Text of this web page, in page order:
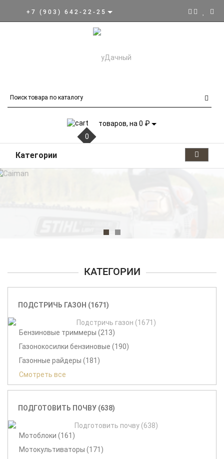
+7 (903) 642-22-25
0
товаров, на 0 ₽
Категории
КАТЕГОРИИ
ПОДСТРИЧЬ ГАЗОН (1671)
Бензиновые триммеры (213)
Газонокосилки бензиновые (190)
Газонные райдеры (181)
Смотреть все
ПОДГОТОВИТЬ ПОЧВУ (638)
Мотоблоки (161)
Мотокультиваторы (171)